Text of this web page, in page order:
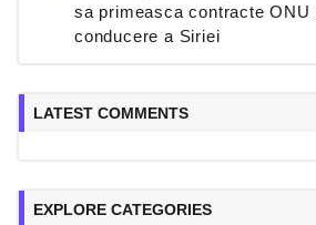
sa primeasca contracte ONU
conducere a Siriei
LATEST COMMENTS
EXPLORE CATEGORIES